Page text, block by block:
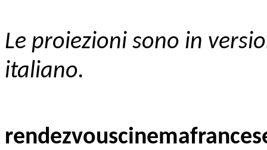
Le proiezioni sono in
italiano.